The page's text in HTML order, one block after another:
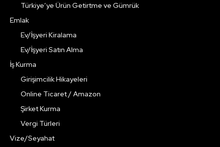
Türkiye’ye Ürün Getirtme ve Gümrük
Emlak
Ev/İşyeri Kiralama
Ev/İşyeri Satın Alma
İş Kurma
Girişimcilik Hikayeleri
Online Ticaret / Amazon
Şirket Kurma
Vergi Türleri
Vize/Seyahat